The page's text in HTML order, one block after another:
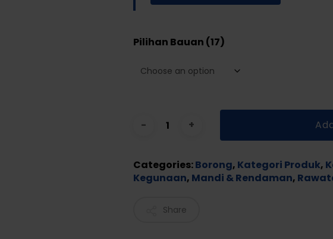
Pilihan Bauan (17)
Categories:Borong, Kategori Produk,
Kegunaan, Mandi & Rendaman,
Share